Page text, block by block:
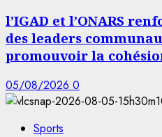
l’IGAD et l’ONARS
des leaders
promouvoir la
05/08/2026 0
Sports